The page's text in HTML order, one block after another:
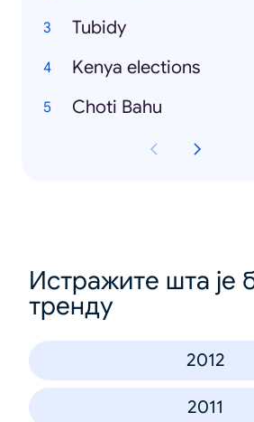
Tubidy
Kenya elections
Choti Bahu
Истражите шта је
тренду
2012
2011